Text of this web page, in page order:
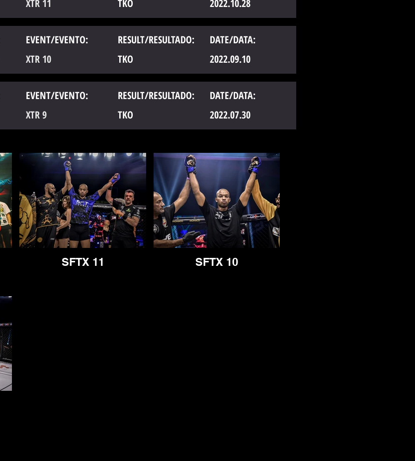
XTR 11 TKO 2022.10.28
EVENT/EVENTO: RESULT/RESULTADO:
DATE/DATA:
XTR 10 TKO 2022.09.10
EVENT/EVENTO: RESULT/RESULTADO:
DATE/DATA:
XTR 9 TKO 2022.07.30
SFTX 11 SFTX 10